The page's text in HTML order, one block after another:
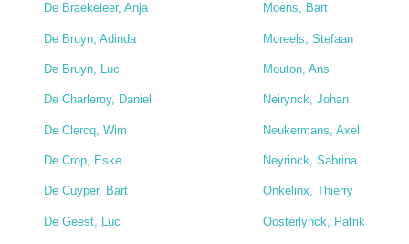
De Braekeleer, Anja
De Bruyn, Adinda
De Bruyn, Luc
De Charleroy, Daniel
De Clercq, Wim
De Crop, Eske
De Cuyper, Bart
De Geest, Luc
Moens, Bart
Moreels, Stefaan
Mouton, Ans
Neirynck, Johan
Neukermans, Axel
Neyrinck, Sabrina
Onkelinx, Thierry
Oosterlynck, Patrik